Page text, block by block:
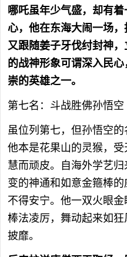
哪吒虽年少气盛，却有
心，他在东海大闹一场
又跟随姜子牙伐纣封神
的战神形象可谓深入民
崇的英雄之一。
第七名：斗战胜佛孙悟空
虽位列第七，但孙悟空的
他本是花果山的灵猴，
慧而顽皮。自海外学艺
变的神通和如意金箍棒
不得安宁。他一双火眼
棒法凌厉，舞动起来如
披靡。